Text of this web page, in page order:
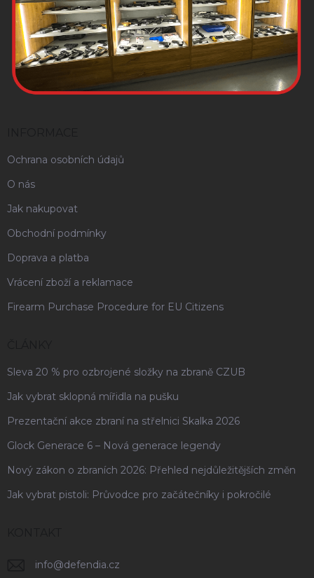
Ochrana osobních údajů
O nás
Jak nakupovat
Obchodní podmínky
Doprava a platba
Vrácení zboží a reklamace
Firearm Purchase Procedure for EU Citizens
Sleva 20 % pro ozbrojené složky na zbraně CZUB
Jak vybrat sklopná mířidla na pušku
Prezentační akce zbraní na střelnici Skalka 2026
Glock Generace 6 – Nová generace legendy
Nový zákon o zbraních 2026: Přehled nejdůležitějších změn
Jak vybrat pistoli: Průvodce pro začátečníky i pokročilé
info@defendia.cz